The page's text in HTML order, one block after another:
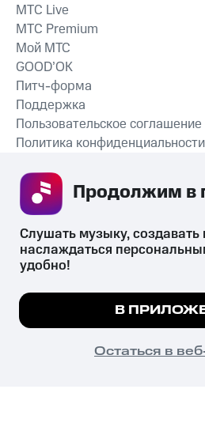
СКАЧАТЬ
MTС Live
MTС Premium
Мой МТС
GOOD’OK
Питч-форма
Поддержка
Пользовательское соглашение
Политика конфиденциальности
психотропных веществ, их
их незаконный оборот запрещён и
законодательством ответственность.
© 2026 ООО «КИОН».
Все права защищены
Мы используем куки, чтобы
Подробнее
ПОНЯТНО
Слушать музыку, создавать
наслаждаться
удобно!
В
Остаться в